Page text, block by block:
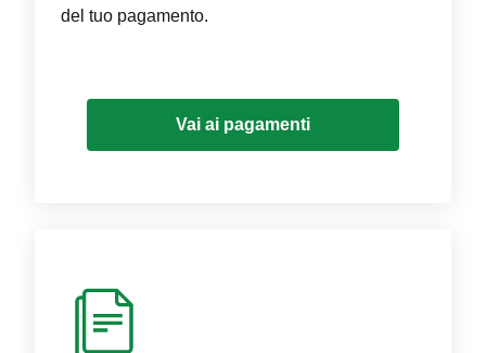
del tuo pagamento.
Vai ai pagamenti